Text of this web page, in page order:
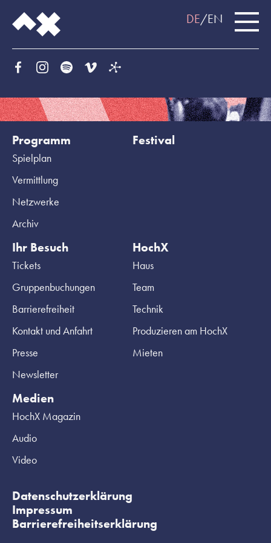
DE EN
Programm
Spielplan
Vermittlung
Netzwerke
Archiv
Festival
Ihr Besuch
Tickets
Gruppenbuchungen
Barrierefreiheit
Kontakt und Anfahrt
Presse
Newsletter
HochX
Haus
Team
Technik
Produzieren am HochX
Mieten
Medien
HochX Magazin
Audio
Video
Datenschutzerklärung
Impressum
Barrierefreiheitserklärung